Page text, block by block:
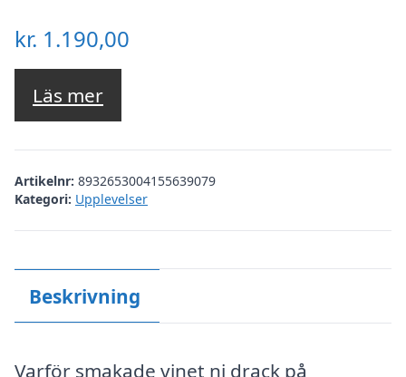
kr. 1.190,00
Läs mer
Artikelnr: 8932653004155639079
Kategori: Upplevelser
Beskrivning
Varför smakade vinet ni drack på